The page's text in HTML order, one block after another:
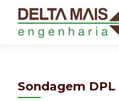
Sondagem DPL